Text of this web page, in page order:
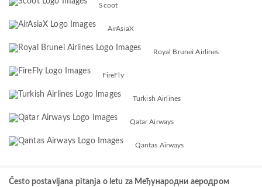
Scoot
AirAsiaX
Royal Brunei Airlines
FireFly
Turkish Airlines
Qatar Airways
Qantas Airways
Često postavljana pitanja o letu za Међународни аеродром